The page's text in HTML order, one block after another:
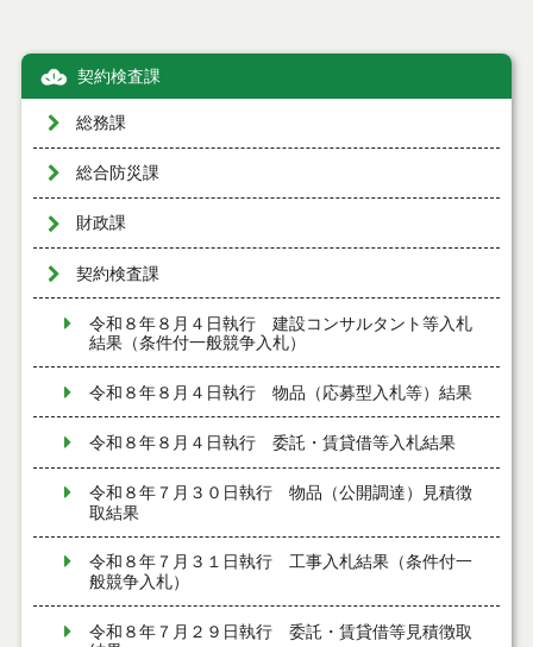
契約検査課
総務課
総合防災課
財政課
契約検査課
令和８年８月４日執行 建設コンサルタント等入札
結果（条件付一般競争入札）
令和８年８月４日執行 物品（応募型入札等）結果
令和８年８月４日執行 委託・賃貸借等入札結果
令和８年７月３０日執行 物品（公開調達）見積徴
取結果
令和８年７月３１日執行 工事入札結果（条件付一
般競争入札）
令和８年７月２９日執行 委託・賃貸借等見積徴取